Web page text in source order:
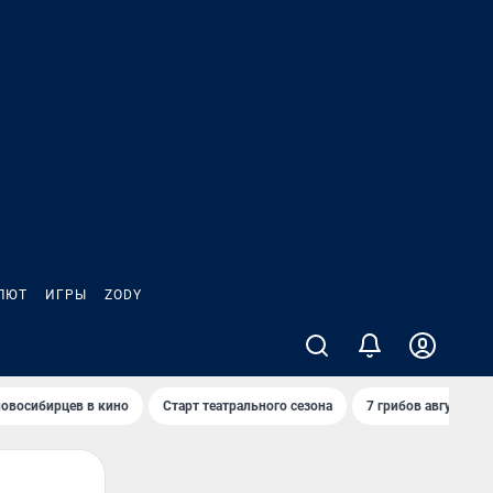
ИГРЫ ZODY
в кино Старт театрального сезона 7 грибов августа